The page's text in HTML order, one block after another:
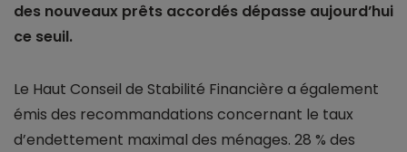
des nouveaux prêts accordés dépasse aujourd’hui
ce seuil.
Le Haut Conseil de Stabilité Financière a également
émis des recommandations concernant le taux
d’endettement maximal des ménages. 28 % des